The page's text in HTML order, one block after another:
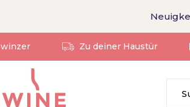
Zu deiner Haustür